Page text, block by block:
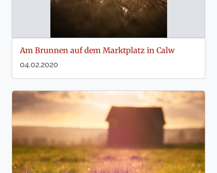
Am Brunnen auf dem Marktplatz in Calw
04.02.2020